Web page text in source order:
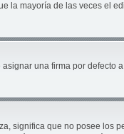
la mayoría de las veces el
una firma por defecto
significa que no posee los